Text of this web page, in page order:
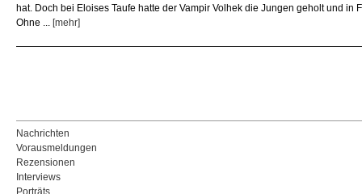
hat. Doch bei Eloises Taufe hatte der Vampir Volhek die Jungen geholt und in
Ohne ... [mehr]
Nachrichten
Vorausmeldungen
Rezensionen
Interviews
Porträts